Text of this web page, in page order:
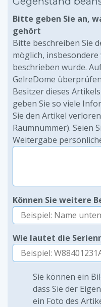
Bitte geben Sie an,
gehört
Bitte beschreiben Sie
möglich,
beschrieben wurde.
GelreDome
Besitzer dieses
geben Sie so viele
Sie den Artikel
Raumnummer). Seien
Weitergabe
Können Sie weitere
Wie lautet die
Sie können ein
dass Sie der
ein Foto des